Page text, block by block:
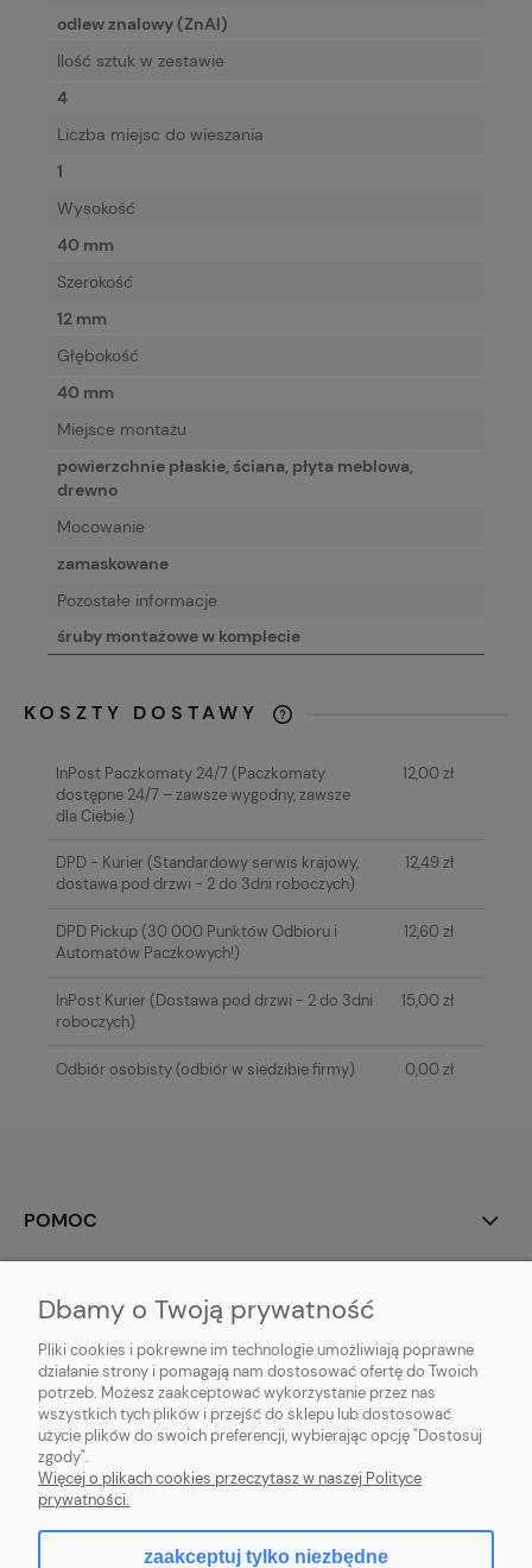
odlew znalowy (ZnAl)
Ilość sztuk w zestawie
4
Liczba miejsc do wieszania
1
Wysokość
40 mm
Szerokość
12 mm
Głębokość
40 mm
Miejsce montażu
powierzchnie płaskie, ściana, płyta meblowa,
drewno
Mocowanie
zamaskowane
Pozostałe informacje
śruby montażowe w komplecie
KOSZTY DOSTAWY
KOSZTÓW PŁATNOŚCI
InPost Paczkomaty 24/7(Paczkomaty
dostępne 24/7 – zawsze wygodny, zawsze
dla Ciebie.)
12,00 zł
DPD - Kurier(Standardowy serwis krajowy,
dostawa pod drzwi - 2 do 3dni roboczych)
12,49 zł
DPD Pickup(30 000 Punktów Odbioru i
Automatów Paczkowych!)
12,60 zł
InPost Kurier(Dostawa pod drzwi - 2 do 3dni
roboczych)
15,00 zł
Odbiór osobisty(odbiór w siedzibie firmy) 0,00 zł
POMOC
PŁATNOŚCI I DOSTAWA
INFORMACJE
O NAS
Dbamy o Twoją prywatność
Pliki cookies i pokrewne im technologie umożliwiają poprawne
działanie strony i pomagają nam dostosować ofertę do Twoich
potrzeb. Możesz zaakceptować wykorzystanie przez nas
wszystkich tych plików i przejść do sklepu lub dostosować
użycie plików do swoich preferencji, wybierając opcję "Dostosuj
zgody".
Więcej o plikach cookies przeczytasz w naszej Polityce
prywatności.
zaakceptuj tylko niezbędne